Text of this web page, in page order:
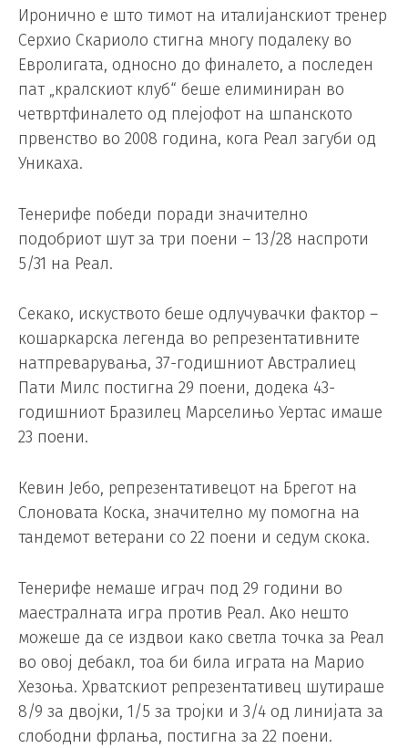
Иронично е што тимот на италијанскиот тренер
Серхио Скариоло стигна многу подалеку во
Евролигата, односно до финалето, а последен
пат „кралскиот клуб“ беше елиминиран во
четвртфиналето од плејофот на шпанското
првенство во 2008 година, кога Реал загуби од
Уникаха.
Тенерифе победи поради значително
подобриот шут за три поени – 13/28 наспроти
5/31 на Реал.
Секако, искуството беше одлучувачки фактор –
кошаркарска легенда во репрезентативните
натпреварувања, 37-годишниот Австралиец
Пати Милс постигна 29 поени, додека 43-
годишниот Бразилец Марселињо Уертас имаше
23 поени.
Кевин Јебо, репрезентативецот на Брегот на
Слоновата Коска, значително му помогна на
тандемот ветерани со 22 поени и седум скока.
Тенерифе немаше играч под 29 години во
маестралната игра против Реал. Ако нешто
можеше да се издвои како светла точка за Реал
во овој дебакл, тоа би била играта на Марио
Хезоња. Хрватскиот репрезентативец шутираше
8/9 за двојки, 1/5 за тројки и 3/4 од линијата за
слободни фрлања, постигна за 22 поени.